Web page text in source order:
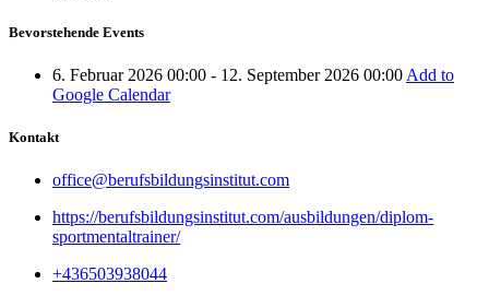
Bevorstehende Events
6. Februar 2026 00:00 - 12. September 2026 00:00 Add to
Google Calendar
Kontakt
office@berufsbildungsinstitut.com
https://berufsbildungsinstitut.com/ausbildungen/diplom-
sportmentaltrainer/
+436503938044